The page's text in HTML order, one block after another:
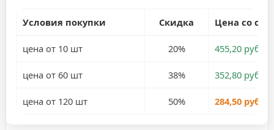
Условия покупки Скидка Цена со
цена от 10 шт 20% 455,20 руб.
цена от 60 шт 38% 352,80 руб.
цена от 120 шт 50% 284,50 руб.